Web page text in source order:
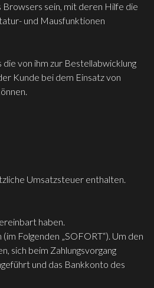
sein, mit deren Hilfe die
und Mausfunktionen
von ihm zur Bestellabwicklung
Kunde bei dem Einsatz von
Umsatzsteuer enthalten.
haben.
Folgenden „SOFORT“). Um den
sich beim Zahlungsvorgang
und das Bankkonto des